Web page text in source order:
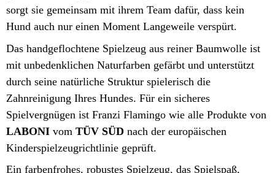
sorgt sie gemeinsam mit ihrem Team dafür, dass kein
Hund auch nur einen Moment Langeweile verspürt.
Das handgeflochtene Spielzeug aus reiner Baumwolle ist
mit unbedenklichen Naturfarben gefärbt und unterstützt
durch seine natürliche Struktur spielerisch die
Zahnreinigung Ihres Hundes. Für ein sicheres
Spielvergnügen ist Franzi Flamingo wie alle Produkte von
LABONI vom TÜV SÜD nach der europäischen
Kinderspielzeugrichtlinie geprüft.
Ein farbenfrohes, robustes Spielzeug, das Spielspaß,